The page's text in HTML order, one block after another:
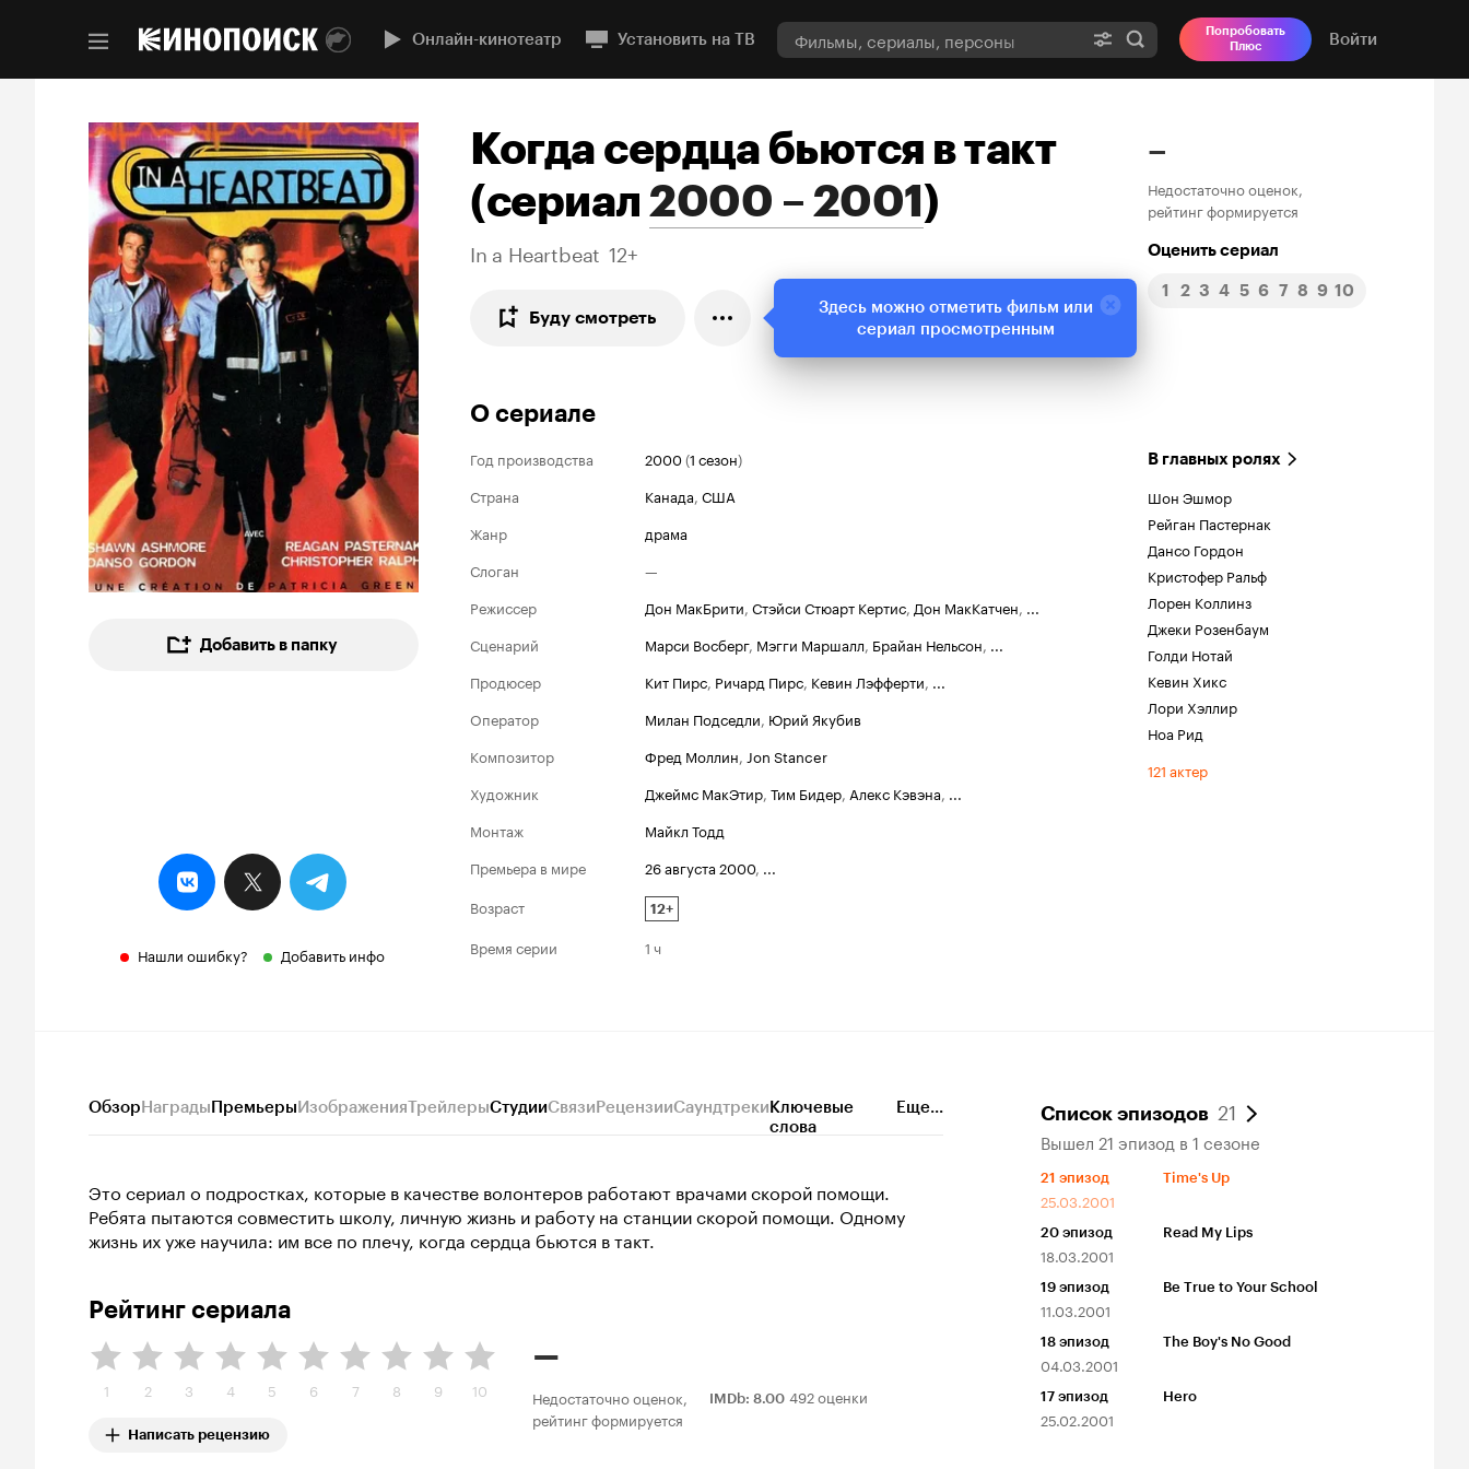
Онлайн-кинотеатр Установить на ТВ
Попробовать
Плюс
Войти
Добавить в папку
Нашли ошибку? Добавить инфо
Когда сердца бьются в такт
(сериал2000 – 2001)
In a Heartbeat 12+
Буду смотреть
–
Недостаточно оценок,
рейтинг формируется
Оценить сериал
1 2 3 4 5 6 7 8 9 10
О сериале
Год производства 2000(1 сезон)
Страна
Канада, США
Жанр
драма
Слоган
—
Режиссер
Дон МакБрити, Стэйси Стюарт Кертис, Дон МакКатчен, ...
Сценарий
Марси Восберг, Мэгги Маршалл, Брайан Нельсон, ...
Продюсер
Кит Пирс, Ричард Пирс, Кевин Лэфферти, ...
Оператор
Милан Подседли, Юрий Якубив
Композитор
Фред Моллин, Jon Stancer
Художник
Джеймс МакЭтир, Тим Бидер, Алекс Кэвэна, ...
Монтаж
Майкл Тодд
Премьера в мире
26 августа 2000, ...
Возраст
12+
Время серии 1 ч
В главных ролях
Шон Эшмор
Рейган Пастернак
Дансо Гордон
Кристофер Ральф
Лорен Коллинз
Джеки Розенбаум
Голди Нотай
Кевин Хикс
Лори Хэллир
Ноа Рид
121 актер
ОбзорНаградыПремьерыИзображенияТрейлерыСтудииСвязиРецензииСаундтрекиКлючевые
слова
Еще...
Это сериал о подростках, которые в качестве волонтеров работают врачами скорой помощи.
Ребята пытаются совместить школу, личную жизнь и работу на станции скорой помощи. Одному
жизнь их уже научила: им все по плечу, когда сердца бьются в такт.
Рейтинг сериала
1 2 3 4 5 6 7 8 9 10
Написать рецензию
–
Недостаточно оценок,
рейтинг формируется
IMDb: 8.00 492 оценки
Список эпизодов 21
Вышел 21 эпизод в 1 сезоне
21 эпизод
25.03.2001
Time's Up
20 эпизод
18.03.2001
Read My Lips
19 эпизод
11.03.2001
Be True to Your School
18 эпизод
04.03.2001
The Boy's No Good
17 эпизод
25.02.2001
Hero
Здесь можно отметить фильм или
сериал просмотренным